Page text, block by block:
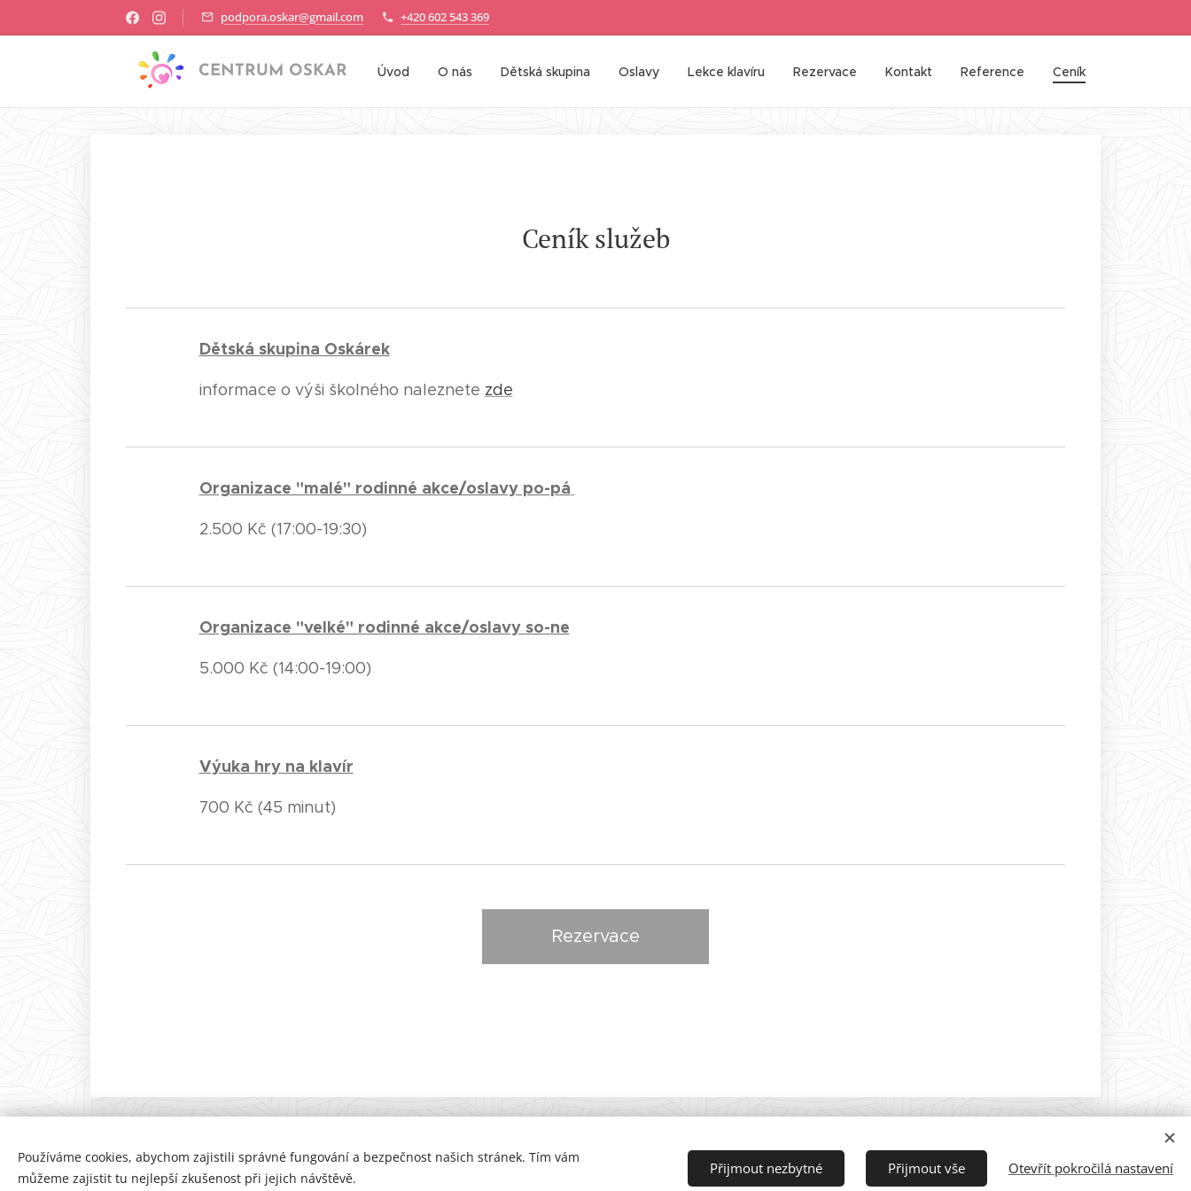
podpora.oskar@gmail.com +420 602 543 369
CENTRUM OSKAR Úvod O nás Dětská skupina Oslavy Lekce klavíru Rezervace Kontakt Reference Ceník
Ceník služeb
Dětská skupina Oskárek
informace o výši školného naleznete zde
Organizace "malé" rodinné akce/oslavy po-pá
2.500 Kč (17:00-19:30)
Organizace "velké" rodinné akce/oslavy so-ne
5.000 Kč (14:00-19:00)
Výuka hry na klavír
700 Kč (45 minut)
Rezervace
© 2021 Centrum OSKAR, Lidická 49, 602 00 Brno
Cookies
Používáme cookies, abychom zajistili správné fungování a bezpečnost našich stránek. Tím vám
můžeme zajistit tu nejlepší zkušenost při jejich návštěvě.
Přijmout nezbytné Přijmout vše Otevřít pokročilá nastavení